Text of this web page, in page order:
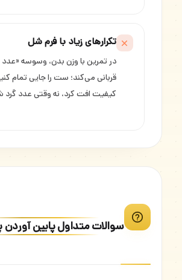
تکرارهای زیاد با فرم شل
در تمرین با وزن بدن، وسوسه «عدد
قربانی می‌کند؛ ست را جایی تمام
کیفیت افت کرد، نه وقتی عدد گرد
سوالات متداول پایین آوردن